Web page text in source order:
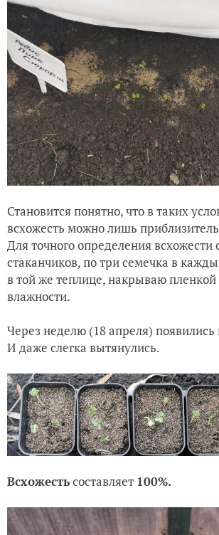
Становится понятно, что в таких
всхожесть можно лишь
Для точного определения всхожести
стаканчиков, по три семечка в
в той же теплице, накрываю
влажности.
Через неделю (18 апреля) появились
И даже слегка вытянулись.
Всхожестьсоставляет 100%.